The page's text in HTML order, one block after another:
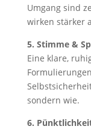
Umgang sind
wirken stärker
5. Stimme &
Eine klare,
sondern wie.
6.